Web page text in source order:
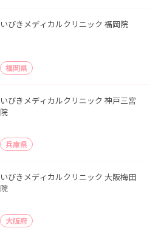
いびきメディカルクリニック 福岡院
福岡県
いびきメディカルクリニック 神戸三宮
院
兵庫県
いびきメディカルクリニック 大阪梅田
院
大阪府